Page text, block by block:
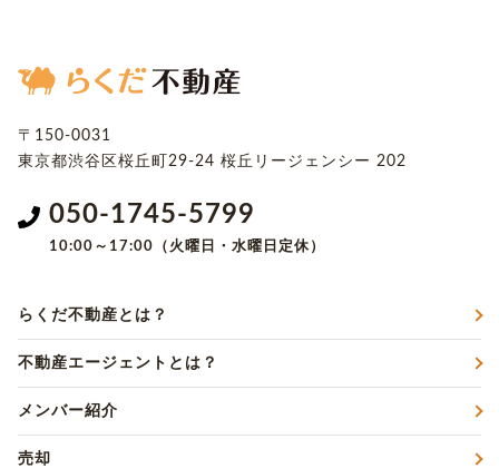
〒150-0031
東京都渋谷区桜丘町29-24 桜丘リージェンシー 202
050-1745-5799
10:00～17:00（火曜日・水曜日定休）
らくだ不動産とは？
不動産エージェントとは？
メンバー紹介
売却